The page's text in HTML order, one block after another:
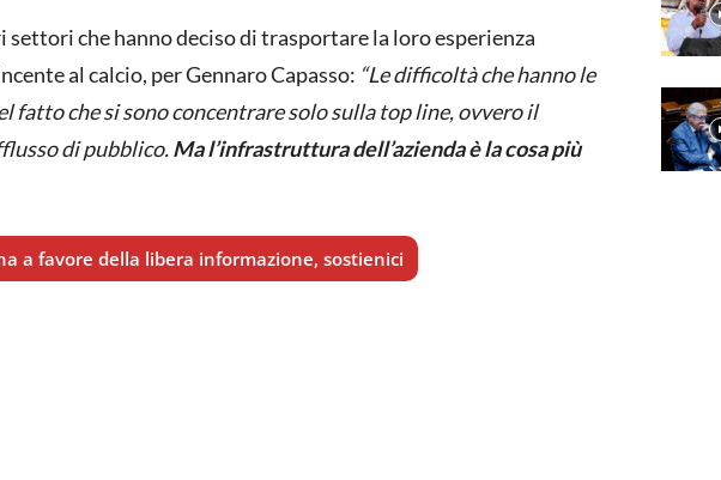
che hanno deciso di trasportare la loro esperienza
al calcio, per Gennaro Capasso: “Le difficoltà che hanno le
fatto che si sono concentrare solo sulla top line, ovvero il
di pubblico.Ma l’infrastruttura dell’azienda è la cosa più
a favore della libera informazione, sostienici